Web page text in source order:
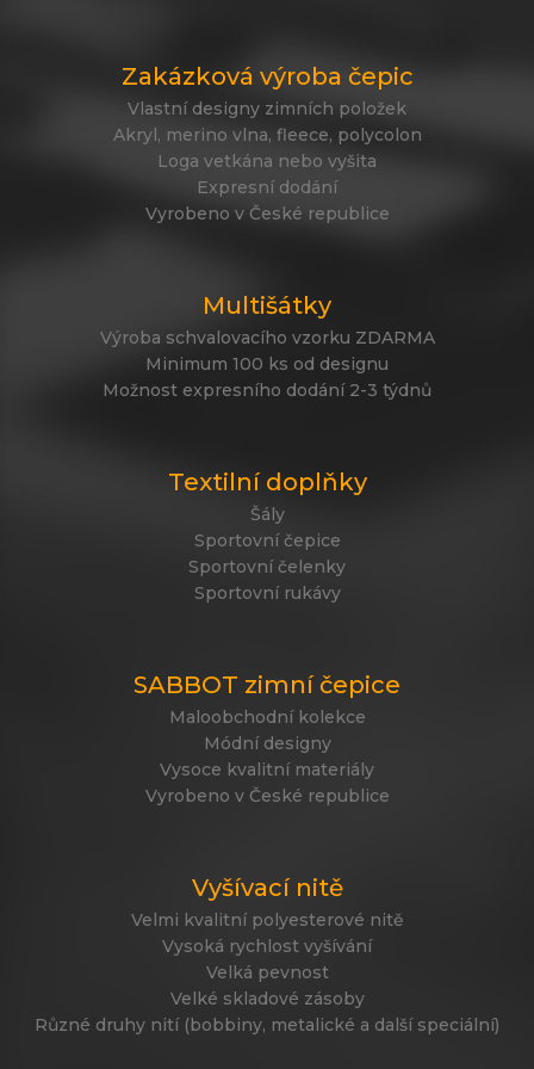
Zakázková výroba čepic
Vlastní designy zimních položek
Akryl, merino vlna, fleece, polycolon
Loga vetkána nebo vyšita
Expresní dodání
Vyrobeno v České republice
Multišátky
Výroba schvalovacího vzorku ZDARMA
Minimum 100 ks od designu
Možnost expresního dodání 2-3 týdnů
Textilní doplňky
Šály
Sportovní čepice
Sportovní čelenky
Sportovní rukávy
SABBOT zimní čepice
Maloobchodní kolekce
Módní designy
Vysoce kvalitní materiály
Vyrobeno v České republice
Vyšívací nitě
Velmi kvalitní polyesterové nitě
Vysoká rychlost vyšívání
Velká pevnost
Velké skladové zásoby
Různé druhy nití (bobbiny, metalické a další speciální)